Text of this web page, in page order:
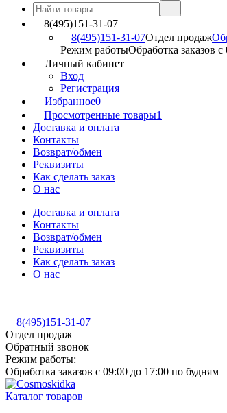
8(495)151-31-07
8(495)151-31-07Отдел продаж
Режим работыОбработка заказов
Личный кабинет
Вход
Регистрация
Избранное0
Просмотренные товары1
Доставка и оплата
Контакты
Возврат/обмен
Реквизиты
Как сделать заказ
О нас
Доставка и оплата
Контакты
Возврат/обмен
Реквизиты
Как сделать заказ
О нас
8(495)151-31-07
Отдел продаж
Обратный звонок
Режим работы:
Обработка заказов с 09:00 до 17:00 по будням
Каталог товаров